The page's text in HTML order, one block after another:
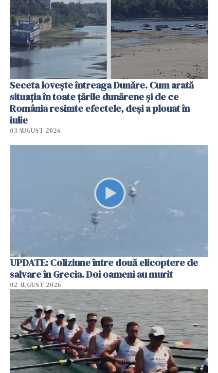
Seceta lovește întreaga Dunăre. Cum arată
situația în toate țările dunărene și de ce
România resimte efectele, deși a plouat în
iulie
03 AUGUST 2026
UPDATE: Coliziune între două elicoptere de
salvare în Grecia. Doi oameni au murit
02 AUGUST 2026